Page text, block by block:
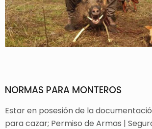
NORMAS PARA MONTEROS
Estar en posesión de la
para cazar; Permiso de Armas |